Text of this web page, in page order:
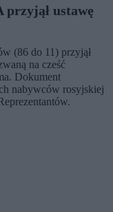
przyjął ustawę
(86 do 11) przyjął
na cześć
Dokument
nabywców rosyjskiej